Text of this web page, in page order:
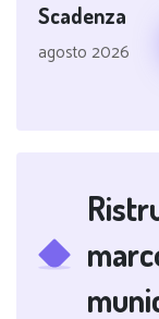
Scadenza
agosto 2026